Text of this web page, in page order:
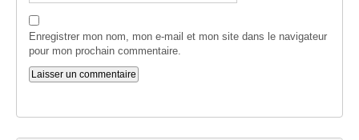
Enregistrer mon nom, mon e-mail et mon site dans le navigateur
pour mon prochain commentaire.